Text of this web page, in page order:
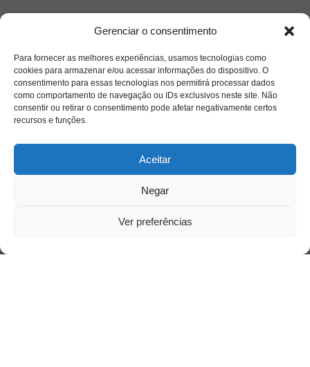
Gerenciar o consentimento
Para fornecer as melhores experiências, usamos tecnologias como
cookies para armazenar e/ou acessar informações do dispositivo. O
consentimento para essas tecnologias nos permitirá processar dados
como comportamento de navegação ou IDs exclusivos neste site. Não
consentir ou retirar o consentimento pode afetar negativamente certos
recursos e funções.
Aceitar
Negar
Ver preferências
Siga-nos